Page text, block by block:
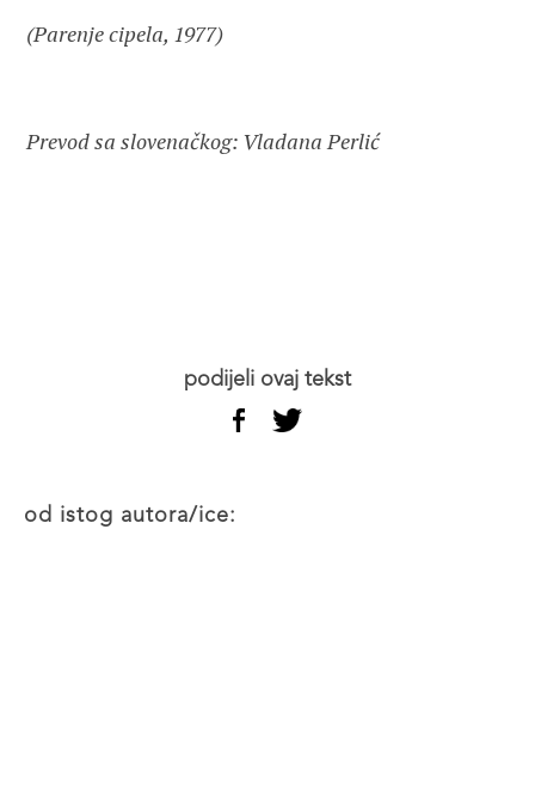
(Parenje cipela, 1977)
Prevod sa slovenačkog: Vladana Perlić
podijeli ovaj tekst
od istog autora/ice: